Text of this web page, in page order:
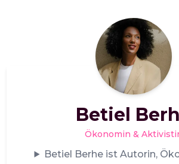
Betiel
Ökonomin &
Betiel Berhe ist Autorin,